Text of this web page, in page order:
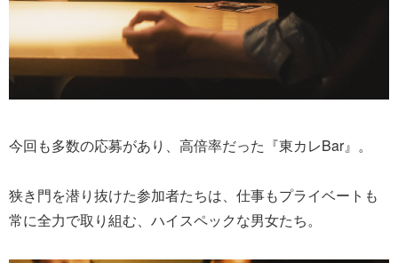
今回も多数の応募があり、高倍率だった『東カレBar』。
狭き門を潜り抜けた参加者たちは、仕事もプライベートも
常に全力で取り組む、ハイスペックな男女たち。